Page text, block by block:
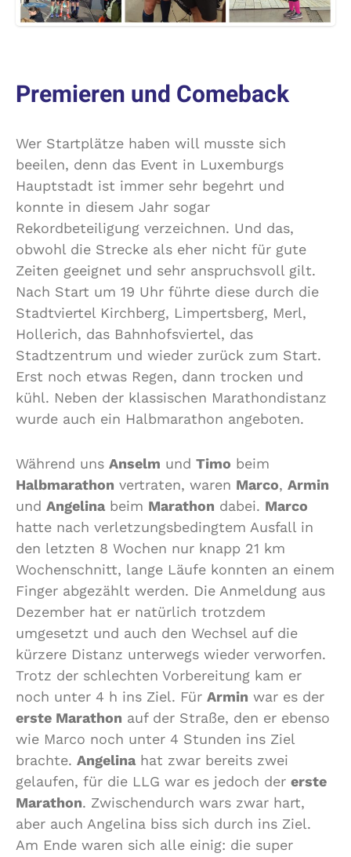
Premieren und Comeback
Wer Startplätze haben will musste sich
beeilen, denn das Event in Luxemburgs
Hauptstadt ist immer sehr begehrt und
konnte in diesem Jahr sogar
Rekordbeteiligung verzeichnen. Und das,
obwohl die Strecke als eher nicht für gute
Zeiten geeignet und sehr anspruchsvoll gilt.
Nach Start um 19 Uhr führte diese durch die
Stadtviertel Kirchberg, Limpertsberg, Merl,
Hollerich, das Bahnhofsviertel, das
Stadtzentrum und wieder zurück zum Start.
Erst noch etwas Regen, dann trocken und
kühl. Neben der klassischen Marathondistanz
wurde auch ein Halbmarathon angeboten.
Während uns Anselm und Timo beim
Halbmarathon vertraten, waren Marco, Armin
und Angelinabeim Marathon dabei. Marco
hatte nach verletzungsbedingtem Ausfall in
den letzten 8 Wochen nur knapp 21 km
Wochenschnitt, lange Läufe konnten an einem
Finger abgezählt werden. Die Anmeldung aus
Dezember hat er natürlich trotzdem
umgesetzt und auch den Wechsel auf die
kürzere Distanz unterwegs wieder verworfen.
Trotz der schlechten Vorbereitung kam er
noch unter 4 h ins Ziel. Für Armin war es der
erste Marathon auf der Straße, den er ebenso
wie Marco noch unter 4 Stunden ins Ziel
brachte. Angelinahat zwar bereits zwei
gelaufen, für die LLG war es jedoch der erste
Marathon. Zwischendurch wars zwar hart,
aber auch Angelina biss sich durch ins Ziel.
Am Ende waren sich alle einig: die super